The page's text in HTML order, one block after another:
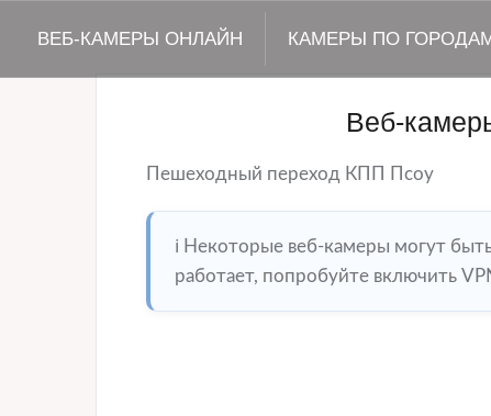
ВЕБ-КАМЕРЫ ОНЛАЙН КАМЕРЫ ПО
Веб-
Пешеходный переход КПП Псоу
ℹ️ Некоторые веб-камеры могут
работает, попробуйте включить